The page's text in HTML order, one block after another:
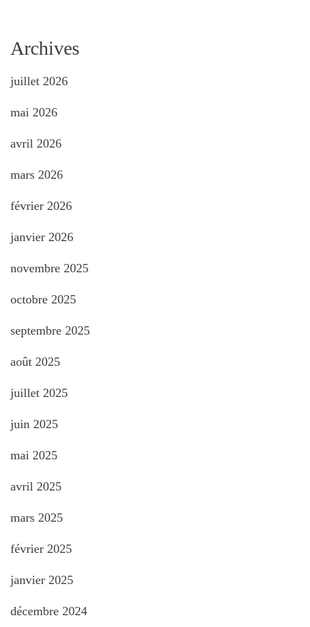
Archives
juillet 2026
mai 2026
avril 2026
mars 2026
février 2026
janvier 2026
novembre 2025
octobre 2025
septembre 2025
août 2025
juillet 2025
juin 2025
mai 2025
avril 2025
mars 2025
février 2025
janvier 2025
décembre 2024